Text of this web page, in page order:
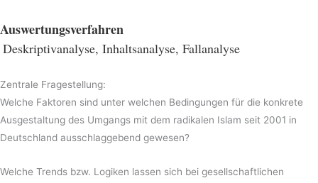
Auswertungsverfahren
Inhaltsanalyse, Fallanalyse
Zentrale Fragestellung:
Welche Faktoren sind unter welchen Bedingungen für die konkrete
Ausgestaltung des Umgangs mit dem radikalen Islam seit 2001 in
Deutschland ausschlaggebend gewesen?
Welche Trends bzw. Logiken lassen sich bei gesellschaftlichen